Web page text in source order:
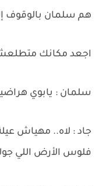
هم سلمان بالوقوف
اجعد مكانك
سلمان : يابوي
جاد : لاه.. مهياش
فلوس الأرض اللي